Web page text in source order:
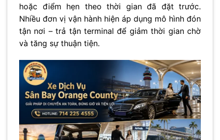
hoặc điểm hẹn theo thời gian đã đặt trước.
Nhiều đơn vị vận hành hiện áp dụng mô hình đón
tận nơi – trả tận terminal để giảm thời gian chờ
và tăng sự thuận tiện.